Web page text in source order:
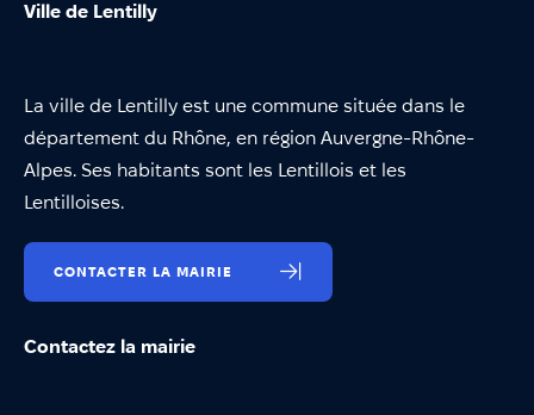
Ville de Lentilly
La ville de Lentilly est une commune située dans le
département du Rhône, en région Auvergne-Rhône-
Alpes. Ses habitants sont les Lentillois et les
Lentilloises.
CONTACTER LA MAIRIE
Contactez la mairie